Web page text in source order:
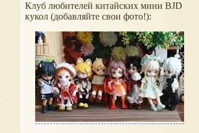
Клуб любителей китайских мини BJD
кукол (добавляйте свои фото!):